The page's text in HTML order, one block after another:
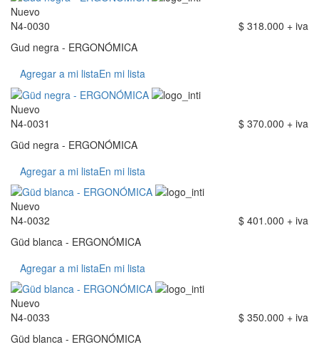
Nuevo
N4-0030
$ 318.000 + iva
Gud negra - ERGONÓMICA
Agregar a mi listaEn mi lista
Nuevo
N4-0031
$ 370.000 + iva
Güd negra - ERGONÓMICA
Agregar a mi listaEn mi lista
Nuevo
N4-0032
$ 401.000 + iva
Güd blanca - ERGONÓMICA
Agregar a mi listaEn mi lista
Nuevo
N4-0033
$ 350.000 + iva
Güd blanca - ERGONÓMICA